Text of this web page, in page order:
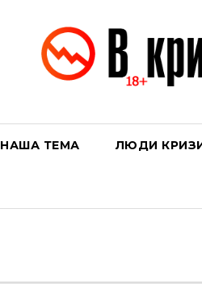
НАША ТЕМА ЛЮДИ